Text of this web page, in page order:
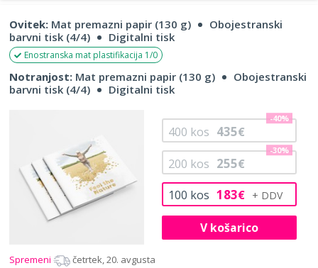
Ovitek: Mat premazni papir (130 g)
Obojestranski
barvni tisk (4/4)
Digitalni tisk
Enostranska mat plastifikacija 1/0
Notranjost: Mat premazni papir (130 g)
Obojestranski
barvni tisk (4/4)
Digitalni tisk
100 kos 183€
200 kos 255€
-30%
400 kos 435€
-40%
V košarico
Spremeni četrtek, 20. avgusta